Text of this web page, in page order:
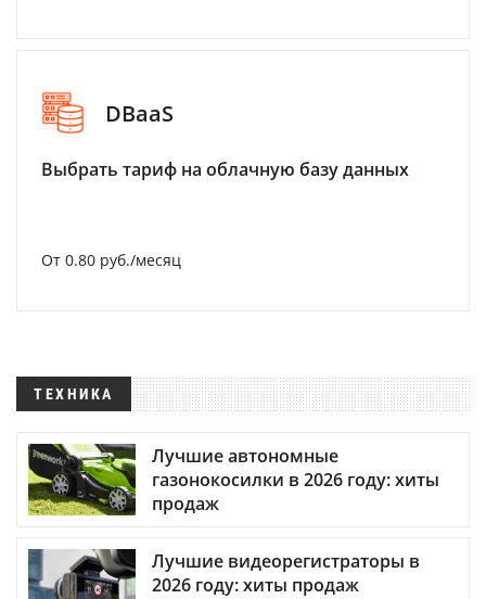
DBaaS
Выбрать тариф на облачную базу данных
От 0.80 руб./месяц
ТЕХНИКА
Лучшие автономные
газонокосилки в 2026 году: хиты
продаж
Лучшие видеорегистраторы в
2026 году: хиты продаж